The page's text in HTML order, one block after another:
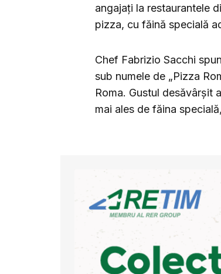
angajați la restaurantele
pizza, cu făină specială
Chef Fabrizio Sacchi
sub numele de „Pizza
Roma. Gustul desăvârșit
mai ales de făina